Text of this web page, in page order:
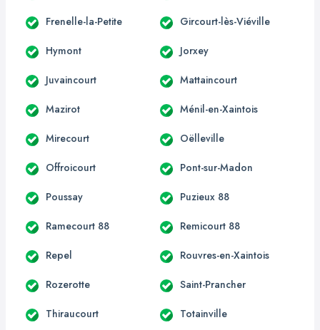
Frenelle-la-Petite Gircourt-lès-Viéville
Hymont Jorxey
Juvaincourt Mattaincourt
Mazirot Ménil-en-Xaintois
Mirecourt Oëlleville
Offroicourt Pont-sur-Madon
Poussay Puzieux 88
Ramecourt 88 Remicourt 88
Repel Rouvres-en-Xaintois
Rozerotte Saint-Prancher
Thiraucourt Totainville